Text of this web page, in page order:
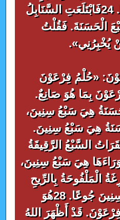
الشَّرْقِيَّةِ نَابِتَةٌ وَرَاءَهَا. 24فَابْتَلَعَتِ السَّنَابِلُ
الْحَسَنَةَ. فَقُلْتُ
يُخْبِرُنِي».
«حُلْمُ فِرْعَوْنَ
بِمَا هُوَ صَانِعٌ.
هِيَ سَبْعُ سِنِينَ،
هِيَ سَبْعُ سِنِينَ.
وَاحِدٌ. 27وَالْبَقَرَاتُ السَّبْعُ الرَّقِيقَةُ
هِيَ سَبْعُ سِنِينَ،
الْمَلْفُوحَةُ بِالرِّيحِ
الشَّرْقِيَّةِ تَكُونُ سَبْعَ سِنِينَ جُوعًا. 28هُوَ
قَدْ أَظْهَرَ اللهُ